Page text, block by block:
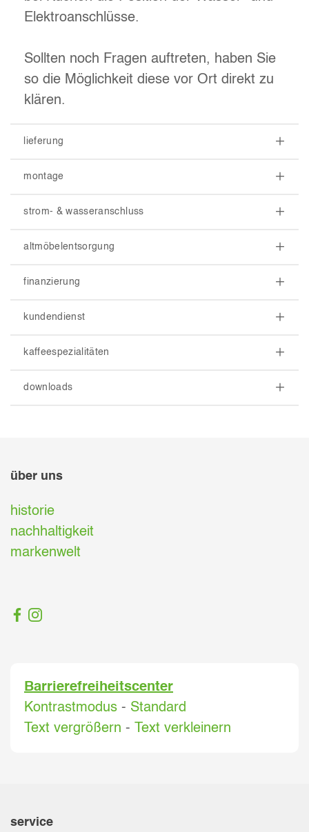
Elektroanschlüsse.
Sollten noch Fragen auftreten, haben Sie
so die Möglichkeit diese vor Ort direkt zu
klären.
lieferung
montage
strom- & wasseranschluss
altmöbelentsorgung
finanzierung
kundendienst
kaffeespezialitäten
downloads
über uns
historie
nachhaltigkeit
markenwelt
Barrierefreiheitscenter
Kontrastmodus - Standard
Text vergrößern - Text verkleinern
service